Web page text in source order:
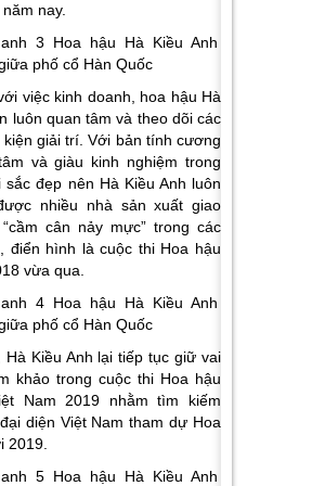
nay.
việc kinh doanh, hoa hậu Hà
luôn quan tâm và theo dõi các
giải trí. Với bản tính cương
và giàu kinh nghiệm trong
sắc đẹp nên Hà Kiều Anh luôn
nhiều nhà sản xuất giao
cân nảy mực” trong các
điển hình là cuộc thi Hoa hậu
vừa qua.
Hà Kiều Anh lại tiếp tục giữ vai
khảo trong cuộc thi Hoa hậu
Nam 2019 nhằm tìm kiếm
diện Việt Nam tham dự Hoa
2019.